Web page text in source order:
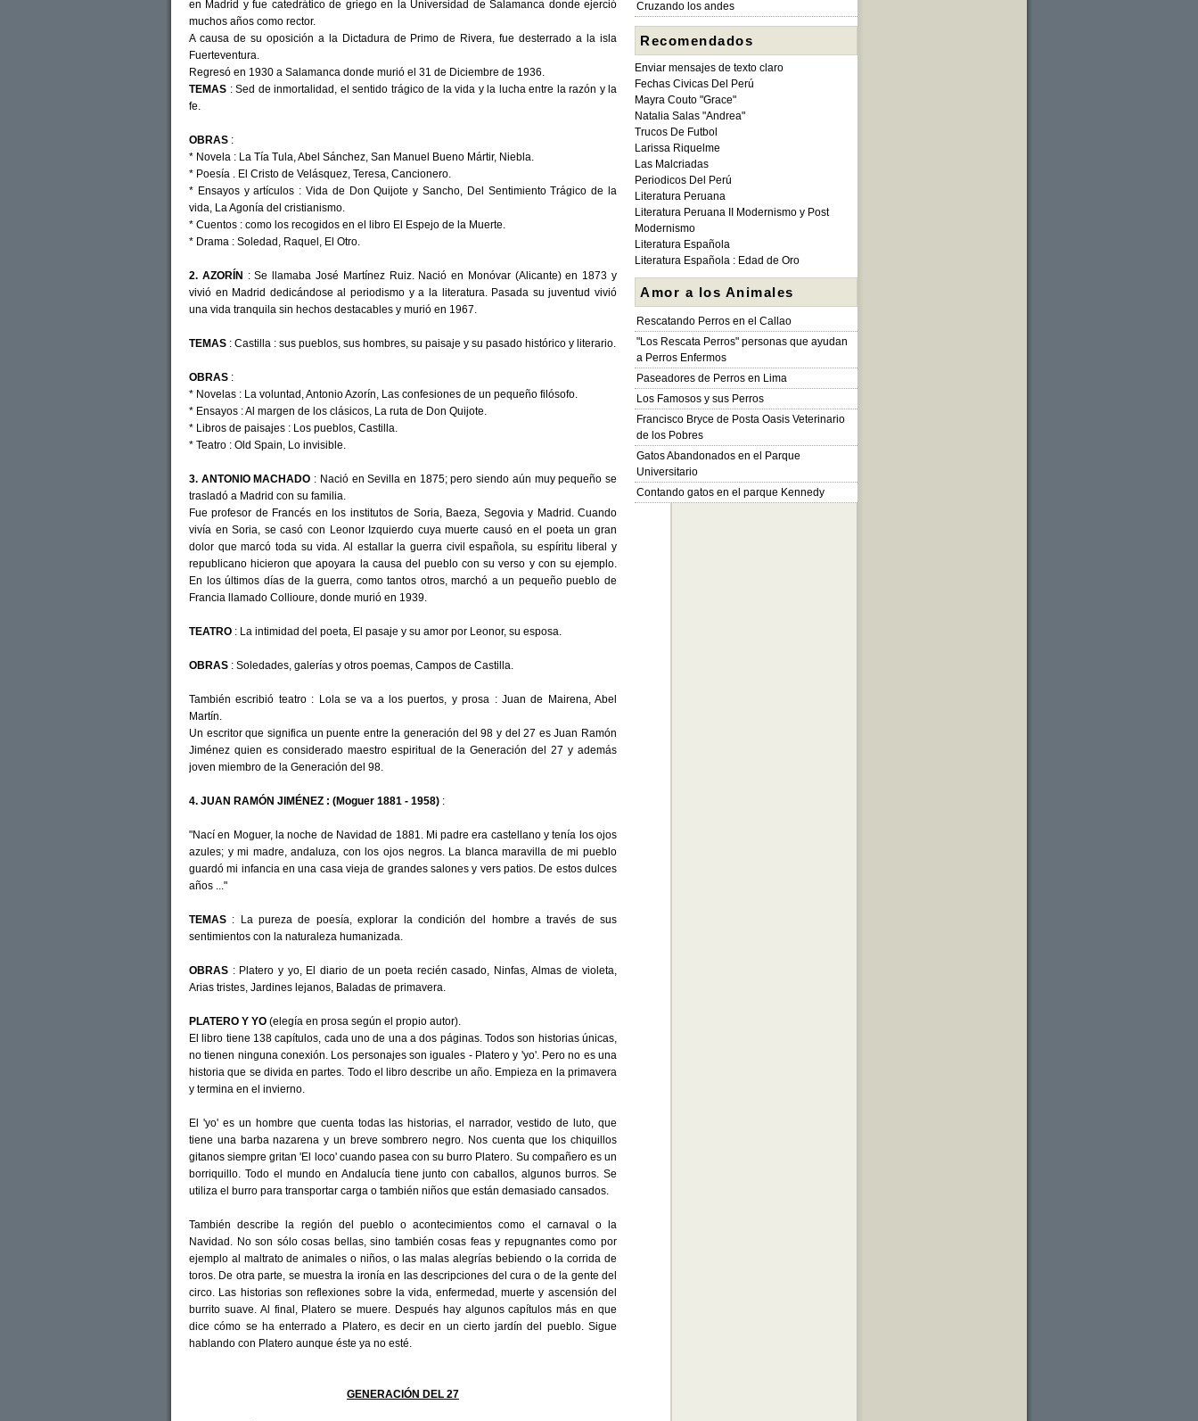
en Madrid y fue catedrático de griego en la Universidad de Salamanca donde ejerció
muchos años como rector.
A causa de su oposición a la Dictadura de Primo de Rivera, fue desterrado a la isla
Fuerteventura.
Regresó en 1930 a Salamanca donde murió el 31 de Diciembre de 1936.
TEMAS : Sed de inmortalidad, el sentido trágico de la vida y la lucha entre la razón y la
fe.
OBRAS :
* Novela : La Tía Tula, Abel Sánchez, San Manuel Bueno Mártir, Niebla.
* Poesía . El Cristo de Velásquez, Teresa, Cancionero.
* Ensayos y artículos : Vida de Don Quijote y Sancho, Del Sentimiento Trágico de la
vida, La Agonía del cristianismo.
* Cuentos : como los recogidos en el libro El Espejo de la Muerte.
* Drama : Soledad, Raquel, El Otro.
2. AZORÍN : Se llamaba José Martínez Ruiz. Nació en Monóvar (Alicante) en 1873 y
vivió en Madrid dedicándose al periodismo y a la literatura. Pasada su juventud vivió
una vida tranquila sin hechos destacables y murió en 1967.
TEMAS : Castilla : sus pueblos, sus hombres, su paisaje y su pasado histórico y literario.
OBRAS :
* Novelas : La voluntad, Antonio Azorín, Las confesiones de un pequeño filósofo.
* Ensayos : Al margen de los clásicos, La ruta de Don Quijote.
* Libros de paisajes : Los pueblos, Castilla.
* Teatro : Old Spain, Lo invisible.
3. ANTONIO MACHADO : Nació en Sevilla en 1875; pero siendo aún muy pequeño se
trasladó a Madrid con su familia.
Fue profesor de Francés en los institutos de Soria, Baeza, Segovia y Madrid. Cuando
vivía en Soria, se casó con Leonor Izquierdo cuya muerte causó en el poeta un gran
dolor que marcó toda su vida. Al estallar la guerra civil española, su espíritu liberal y
republicano hicieron que apoyara la causa del pueblo con su verso y con su ejemplo.
En los últimos días de la guerra, como tantos otros, marchó a un pequeño pueblo de
Francia llamado Collioure, donde murió en 1939.
TEATRO : La intimidad del poeta, El pasaje y su amor por Leonor, su esposa.
OBRAS : Soledades, galerías y otros poemas, Campos de Castilla.
También escribió teatro : Lola se va a los puertos, y prosa : Juan de Mairena, Abel
Martín.
Un escritor que significa un puente entre la generación del 98 y del 27 es Juan Ramón
Jiménez quien es considerado maestro espiritual de la Generación del 27 y además
joven miembro de la Generación del 98.
4. JUAN RAMÓN JIMÉNEZ : (Moguer 1881 - 1958) :
"Nací en Moguer, la noche de Navidad de 1881. Mi padre era castellano y tenía los ojos
azules; y mi madre, andaluza, con los ojos negros. La blanca maravilla de mi pueblo
guardó mi infancia en una casa vieja de grandes salones y vers patios. De estos dulces
años ..."
TEMAS : La pureza de poesía, explorar la condición del hombre a través de sus
sentimientos con la naturaleza humanizada.
OBRAS : Platero y yo, El diario de un poeta recién casado, Ninfas, Almas de violeta,
Arias tristes, Jardines lejanos, Baladas de primavera.
PLATERO Y YO (elegía en prosa según el propio autor).
El libro tiene 138 capítulos, cada uno de una a dos páginas. Todos son historias únicas,
no tienen ninguna conexión. Los personajes son iguales - Platero y 'yo'. Pero no es una
historia que se divida en partes. Todo el libro describe un año. Empieza en la primavera
y termina en el invierno.
El 'yo' es un hombre que cuenta todas las historias, el narrador, vestido de luto, que
tiene una barba nazarena y un breve sombrero negro. Nos cuenta que los chiquillos
gitanos siempre gritan 'El loco' cuando pasea con su burro Platero. Su compañero es un
borriquillo. Todo el mundo en Andalucía tiene junto con caballos, algunos burros. Se
utiliza el burro para transportar carga o también niños que están demasiado cansados.
También describe la región del pueblo o acontecimientos como el carnaval o la
Navidad. No son sólo cosas bellas, sino también cosas feas y repugnantes como por
ejemplo al maltrato de animales o niños, o las malas alegrías bebiendo o la corrida de
toros. De otra parte, se muestra la ironía en las descripciones del cura o de la gente del
circo. Las historias son reflexiones sobre la vida, enfermedad, muerte y ascensión del
burrito suave. Al final, Platero se muere. Después hay algunos capítulos más en que
dice cómo se ha enterrado a Platero, es decir en un cierto jardín del pueblo. Sigue
hablando con Platero aunque éste ya no esté.
GENERACIÓN DEL 27
Cruzando los andes
Recomendados
Enviar mensajes de texto claro
Fechas Civicas Del Perú
Mayra Couto "Grace"
Natalia Salas "Andrea"
Trucos De Futbol
Larissa Riquelme
Las Malcriadas
Periodicos Del Perú
Literatura Peruana
Literatura Peruana II Modernismo y Post
Modernismo
Literatura Española
Literatura Española : Edad de Oro
Amor a los Animales
Rescatando Perros en el Callao
"Los Rescata Perros" personas que ayudan
a Perros Enfermos
Paseadores de Perros en Lima
Los Famosos y sus Perros
Francisco Bryce de Posta Oasis Veterinario
de los Pobres
Gatos Abandonados en el Parque
Universitario
Contando gatos en el parque Kennedy